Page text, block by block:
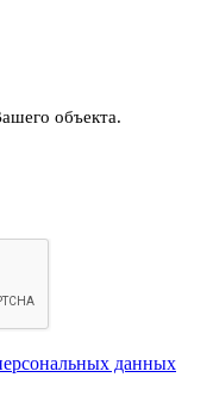
объекта.
данных